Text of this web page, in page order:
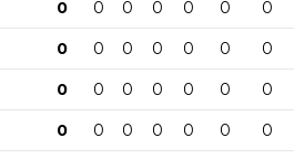
0 0 0 0 0 0 0
0 0 0 0 0 0 0
0 0 0 0 0 0 0
0 0 0 0 0 0 0